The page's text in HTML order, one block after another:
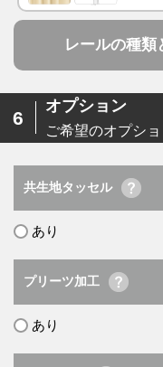
レールの種
6
オプション
ご希望のオプシ
共生地タッセル
あり
プリーツ加工
あり